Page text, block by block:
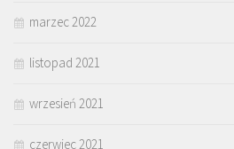
marzec 2022
listopad 2021
wrzesień 2021
czerwiec 2021